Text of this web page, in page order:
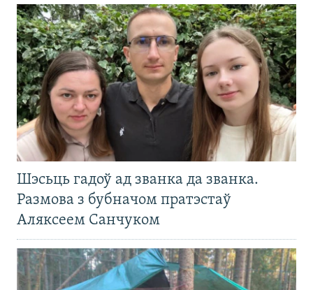
Шэсьць гадоў ад званка да званка.
Размова з бубначом пратэстаў
Аляксеем Санчуком